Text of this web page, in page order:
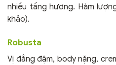
nhiều tầng hương. Hàm
khảo).
Robusta
Vị đắng đậm, body nặng,